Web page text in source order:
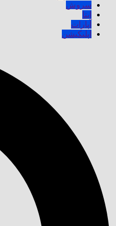
سروش
ایتا
آپارات
اپلیکیشن